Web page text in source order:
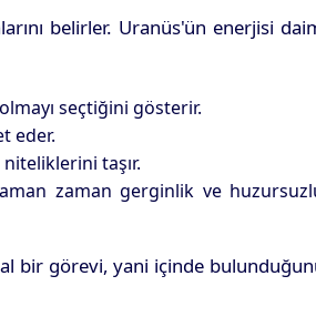
belirler. Uranüs'ün enerjisi
seçtiğini gösterir.
eder.
taşır.
zaman gerginlik ve
bir görevi, yani içinde